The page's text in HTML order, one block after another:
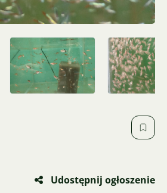
Udostępnij ogłoszenie